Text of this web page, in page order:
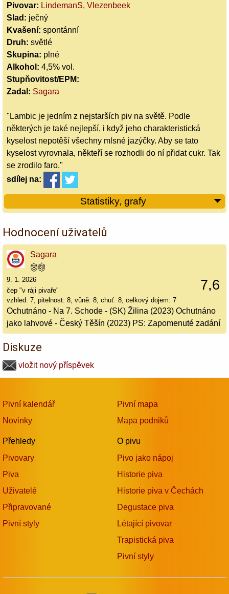
Pivovar: LindemanS, Vlezenbeek
Slad: ječný
Kvašení: spontánní
Druh: světlé
Skupina: plné
Alkohol: 4,5% vol.
Stupňovitost/EPM:
Zadal: Sagara
"Lambic je jedním z nejstarších piv na světě. Podle
některých je také nejlepší, i když jeho charakteristická
kyselost nepotěší všechny mlsné jazýčky. Aby se tato
kyselost vyrovnala, někteří se rozhodli do ní přidat cukr. Tak
se zrodilo faro."
sdílej na:
Statistiky, grafy
Hodnocení uživatelů
Sagara
7,6
9. 1. 2026
čep "v ráji pivaře"
vzhled: 7, pitelnost: 8, vůně: 8, chuť: 8, celkový dojem: 7
Ochutnáno - Na 7. Schode - (SK) Žilina (2023) Ochutnáno
jako lahvové - Český Těšín (2023) PS: Zapomenuté zadání
Diskuze
vložit nový příspěvek
Pivní kalendář
Novinky
Přehledy
Pivovary
Piva
Uživatelé
Připravované
Pivní styly
Pivní mapa
Mapa podniků
O pivu
Pivo jako nápoj
Historie piva
Historie piva v Čechách
Degustace piva
Létající pivovar
Trapistická piva
Pivní styly